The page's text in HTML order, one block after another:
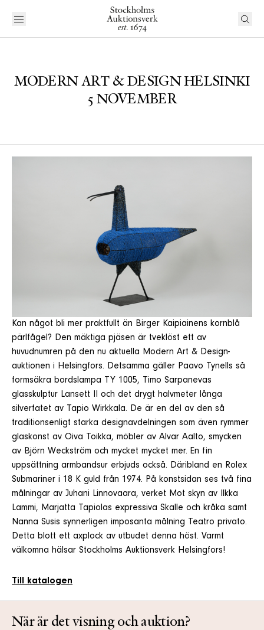
MODERN ART & DESIGN HELSINKI
5 NOVEMBER
Kan något bli mer praktfullt än Birger Kaipiainens kornblå
pärlfågel? Den mäktiga pjäsen är tveklöst ett av
huvudnumren på den nu aktuella Modern Art & Design-
auktionen i Helsingfors. Detsamma gäller Paavo Tynells så
formsäkra bordslampa TY 1005, Timo Sarpanevas
glasskulptur Lansett II och det drygt halvmeter långa
silverfatet av Tapio Wirkkala. De är en del av den så
traditionsenligt starka designavdelningen som även rymmer
glaskonst av Oiva Toikka, möbler av Alvar Aalto, smycken
av Björn Weckström och mycket mycket mer. En fin
uppsättning armbandsur erbjuds också. Däribland en Rolex
Submariner i 18 K guld från 1974. På konstsidan ses två fina
målningar av Juhani Linnovaara, verket Mot skyn av Ilkka
Lammi, Marjatta Tapiolas expressiva Skalle och kråka samt
Nanna Susis synnerligen imposanta målning Teatro privato.
Detta blott ett axplock av utbudet denna höst. Varmt
välkomna hälsar Stockholms Auktionsverk Helsingfors!
Till katalogen
När är det visning och auktion?